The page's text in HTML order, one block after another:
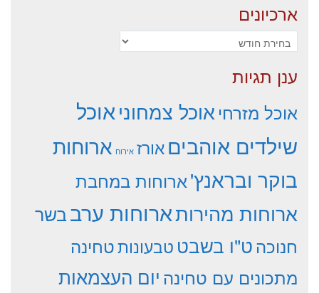
ארכיונים
ארכיונים
ענן תגיות
אוכל מזרחיאוכל צמחוניאוכל
שילדים אוהביםאורז אירוח ארוחות
בוקר ובראנץ'ארוחות במחבת
ארוחות מהירותארוחות ערבבשר
חנוכהט"ו בשבט טבעונותטחינה
מתכונים עם טחינה יום העצמאות